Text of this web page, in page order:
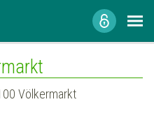
Völkermarkt